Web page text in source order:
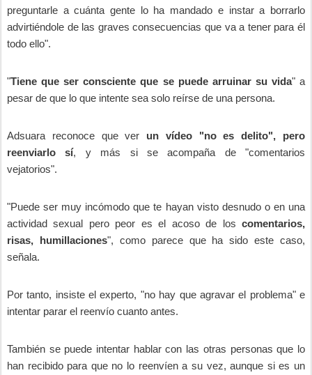
preguntarle a cuánta gente lo ha mandado e instar a borrarlo
advirtiéndole de las graves consecuencias que va a tener para él
todo ello".
"Tiene que ser consciente que se puede arruinar su vida" a
pesar de que lo que intente sea solo reírse de una persona.
Adsuara reconoce que ver un vídeo "no es delito", pero
reenviarlo sí, y más si se acompaña de "comentarios
vejatorios".
"Puede ser muy incómodo que te hayan visto desnudo o en una
actividad sexual pero peor es el acoso de los comentarios,
risas, humillaciones", como parece que ha sido este caso,
señala.
Por tanto, insiste el experto, "no hay que agravar el problema" e
intentar parar el reenvío cuanto antes.
También se puede intentar hablar con las otras personas que lo
han recibido para que no lo reenvíen a su vez, aunque si es un